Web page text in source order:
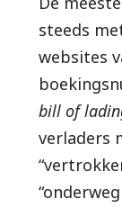
steeds
websites
bill of
verladers